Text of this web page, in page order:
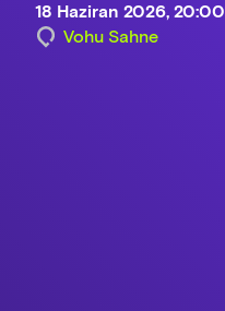
18 Haziran 2026, 20:00
Vohu Sahne